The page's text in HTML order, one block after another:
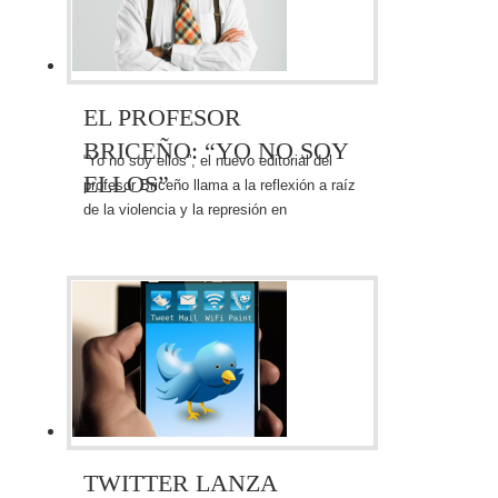
EL PROFESOR
BRICEÑO: “YO NO SOY
ELLOS”
“Yo no soy ellos”, el nuevo editorial del
profesor Briceño llama a la reflexión a raíz
de la violencia y la represión en
TWITTER LANZA